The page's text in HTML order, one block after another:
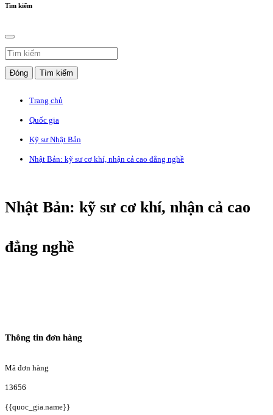
Tìm kiếm
Đóng Tìm kiếm
Trang chủ
Quốc gia
Kỹ sư Nhật Bản
Nhật Bản: kỹ sư cơ khí, nhận cả cao đẳng nghề
Nhật Bản: kỹ sư cơ khí, nhận cả cao
đẳng nghề
Thông tin đơn hàng
Mã đơn hàng
13656
{{quoc_gia.name}}